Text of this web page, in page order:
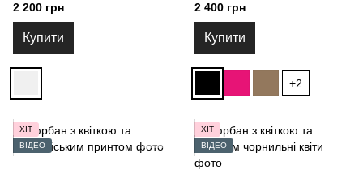
2 200 грн
Купити
2 400 грн
Купити
+2
ХІТ
ВІДЕО
ХІТ
ВІДЕО